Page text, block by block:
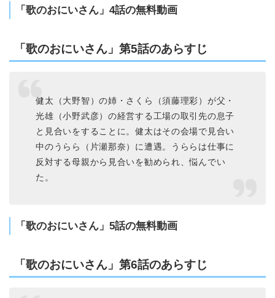
「歌のおにいさん」4話の無料動画
「歌のおにいさん」第5話のあらすじ
健太（大野智）の姉・さくら（須藤理彩）が父・
光雄（小野武彦）の経営する工場の取引先の息子
と見合いをすることに。健太はその会場で見合い
中のうらら（片瀬那奈）に遭遇。うららは仕事に
反対する母親から見合いを勧められ、悩んでい
た。
「歌のおにいさん」5話の無料動画
「歌のおにいさん」第6話のあらすじ